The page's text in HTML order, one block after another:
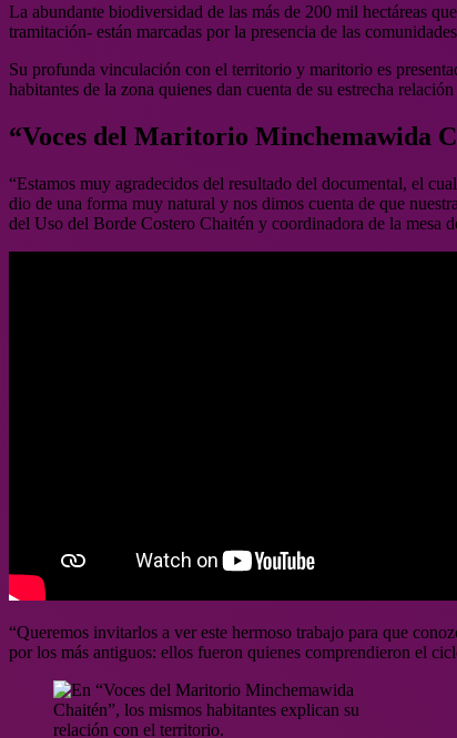
La abundante biodiversidad de las más de 200 mil hectáreas
tramitación- están marcadas por la presencia de las
Su profunda vinculación con el territorio y maritorio es
habitantes de la zona quienes dan cuenta de su estrecha
“Voces del Maritorio Minchemawida
“Estamos muy agradecidos del resultado del documental, el
dio de una forma muy natural y nos dimos cuenta de que
del Uso del Borde Costero Chaitén y coordinadora de la mesa
“Queremos invitarlos a ver este hermoso trabajo para que
por los más antiguos: ellos fueron quienes comprendieron el